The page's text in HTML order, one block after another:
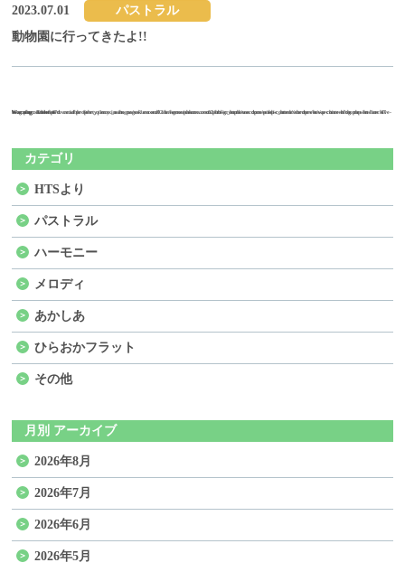
2023.07.01
パストラル
動物園に行ってきたよ!!
Warning: Undefined variable $the_query in/home/sakuraxex02/hts-grouphome.com/public_html/wordpress/wp-content/themes/hts/archive-blog.phpon line47
Warning: Attempt to read property "max_num_pages" on null in
/home/sakuraxex02/hts-grouphome.com/public_html/wordpress/wp-content/themes/hts/archive-blog.phpon line47
カテゴリ
HTSより
パストラル
ハーモニー
メロディ
あかしあ
ひらおかフラット
その他
月別 アーカイブ
2026年8月
2026年7月
2026年6月
2026年5月